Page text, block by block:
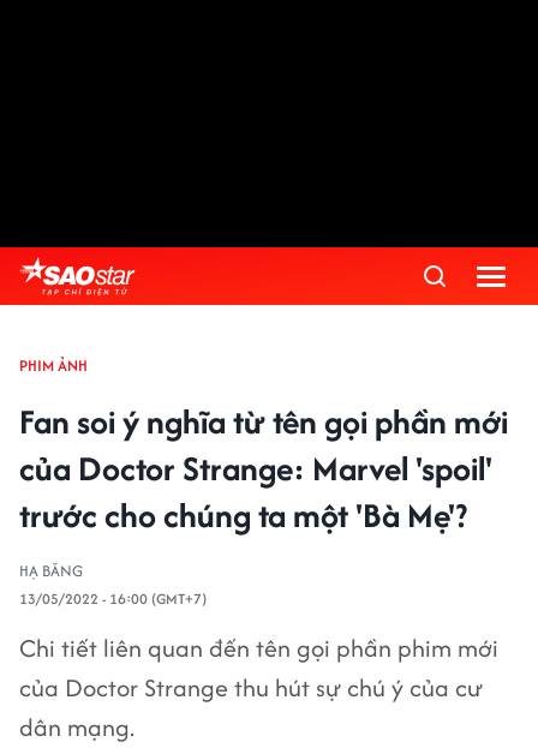
PHIM ẢNH
Fan soi ý nghĩa từ tên gọi phần mới
của Doctor Strange: Marvel 'spoil'
trước cho chúng ta một 'Bà Mẹ'?
HẠ BĂNG
13/05/2022 - 16:00 (GMT+7)
Chi tiết liên quan đến tên gọi phần phim mới
của Doctor Strange thu hút sự chú ý của cư
dân mạng.